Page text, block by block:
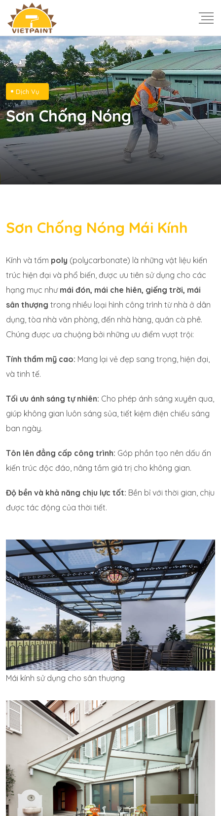
Dịch Vụ
Sơn Chống Nóng
Sơn Chống Nóng Mái Kính
Kính và tấm poly (polycarbonate) là những vật liệu kiến
trúc hiện đại và phổ biến, được ưu tiên sử dụng cho các
hạng mục như mái đón, mái che hiên, giếng trời, mái
sân thượng trong nhiều loại hình công trình từ nhà ở dân
dụng, tòa nhà văn phòng, đến nhà hàng, quán cà phê.
Chúng được ưa chuộng bởi những ưu điểm vượt trội:
Tính thẩm mỹ cao: Mang lại vẻ đẹp sang trọng, hiện đại,
và tinh tế.
Tối ưu ánh sáng tự nhiên: Cho phép ánh sáng xuyên qua,
giúp không gian luôn sáng sủa, tiết kiệm điện chiếu sáng
ban ngày.
Tôn lên đẳng cấp công trình: Góp phần tạo nên dấu ấn
kiến trúc độc đáo, nâng tầm giá trị cho không gian.
Độ bền và khả năng chịu lực tốt: Bền bỉ với thời gian, chịu
được tác động của thời tiết.
Mái kính sử dụng cho sân thượng